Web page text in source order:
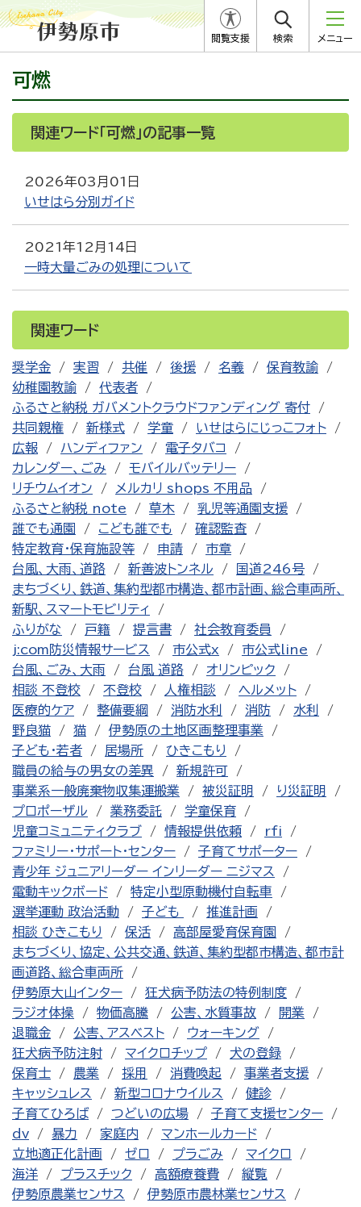
閲覧支援 検索 メニュー
可燃
関連ワード「可燃」の記事一覧
2026年03月01日
いせはら分別ガイド
2021年12月14日
一時大量ごみの処理について
関連ワード
奨学金 実習 共催 後援 名義
保育教諭
幼稚園教諭
代表者
ふるさと納税 ガバメントクラウドファンディング 寄付
共同親権
新様式 学童
いせはらにじっこフォト
広報
ハンディファン
電子タバコ
カレンダー、ごみ
モバイルバッテリー
リチウムイオン
メルカリ shops 不用品
ふるさと納税 note
草木
乳児等通園支援
誰でも通園
こども誰でも
確認監査
特定教育・保育施設等
申請
市章
台風、大雨、道路
新善波トンネル
国道246号
まちづくり、鉄道、集約型都市構造、都市計画、総合車両所、
新駅、スマートモビリティ
ふりがな
戸籍 提言書
社会教育委員
j:com防災情報サービス
市公式x
市公式line
台風、ごみ、大雨
台風 道路
オリンピック
相談 不登校
不登校 人権相談
ヘルメット
医療的ケア
整備要綱 消防水利 消防
水利
野良猫
猫
伊勢原の土地区画整理事業
子ども・若者
居場所
ひきこもり
職員の給与の男女の差異
新規許可
事業系一般廃棄物収集運搬業
被災証明
り災証明
プロポーザル
業務委託
学童保育
児童コミュニティクラブ
情報提供依頼
rfi
ファミリー・サポート・センター
子育てサポーター
青少年 ジュニアリーダー インリーダー ニジマス
電動キックボード
特定小型原動機付自転車
選挙運動 政治活動
子ども
推進計画
相談 ひきこもり
保活
高部屋愛育保育園
まちづくり、協定、公共交通、鉄道、集約型都市構造、都市計
画道路、総合車両所
伊勢原大山インター
狂犬病予防法の特例制度
ラジオ体操
物価高騰 公害、水質事故
開業
退職金
公害、アスベスト
ウォーキング
狂犬病予防注射
マイクロチップ
犬の登録
保育士
農業 採用 消費喚起
事業者支援
キャッシュレス
新型コロナウイルス
健診
子育てひろば
つどいの広場
子育て支援センター
dv
暴力 家庭内
マンホールカード
立地適正化計画
ゼロ プラごみ
マイクロ
海洋
プラスチック 高額療養費
縦覧
伊勢原農業センサス
伊勢原市農林業センサス